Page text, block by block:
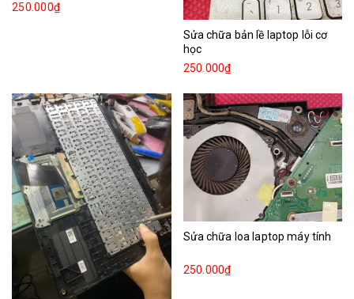
250.000₫
Sửa chữa bản lề laptop lỗi cơ
học
250.000₫
Sửa chữa loa laptop máy tính
250.000₫